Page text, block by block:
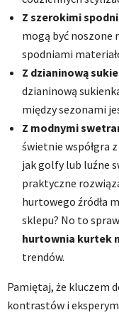
Z szerokimi
mogą być noszone
spodniami
Z dzianinową
dzianinową
między sezonami
Z modnymi
świetnie współgra
jak golfy lub luźne
praktyczne
hurtowego źródła
sklepu? No to
hurtownia kurtek
trendów.
Pamiętaj, że kluczem
kontrastów i